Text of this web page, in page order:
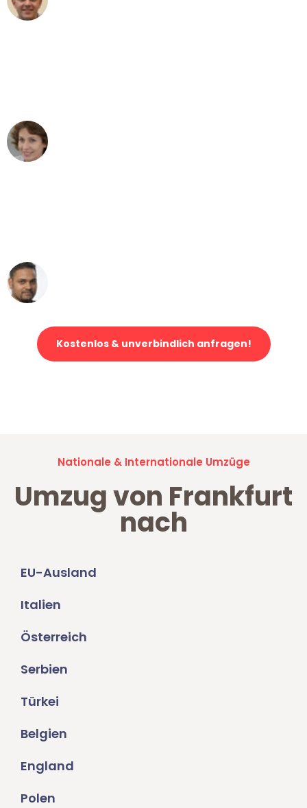
Kostenlos & unverbindlich anfragen!
Nationale & Internationale Umzüge
Umzug von Frankfurt
nach
EU-Ausland
Italien
Österreich
Serbien
Türkei
Belgien
England
Polen